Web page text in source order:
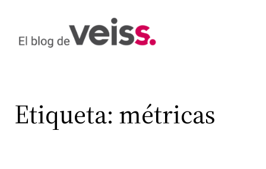
contenido
Etiqueta: métricas